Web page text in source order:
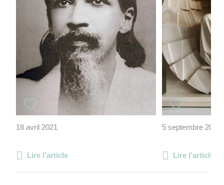
18 avril 2021
Lire l'article
5 septembre 2024
Lire l'article